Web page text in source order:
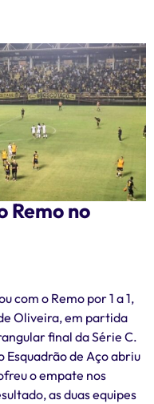
Remo no
com o Remo por 1 a 1,
Oliveira, em partida
final da Série C.
Esquadrão de Aço abriu
o empate nos
as duas equipes